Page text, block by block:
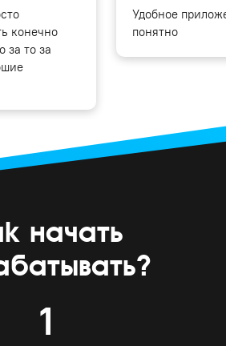
конечно
за то за
Удобное
понятно
начать
1